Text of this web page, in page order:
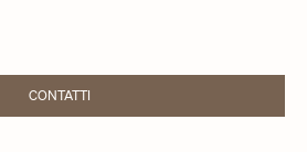
CONTATTILINK OPENS IN NEW TAB